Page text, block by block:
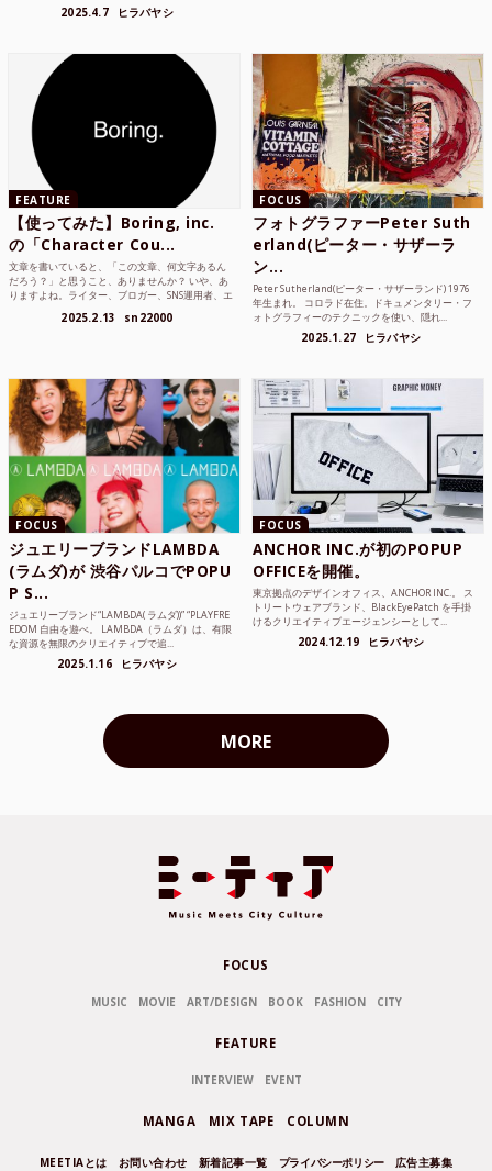
2025.4.7 ヒラバヤシ
FEATURE
【使ってみた】Boring, inc.
の「Character Cou...
文章を書いていると、「この文章、何文字あるん
だろう？」と思うこと、ありませんか？ いや、あ
りますよね。ライター、ブロガー、SNS運用者、エ
2025.2.13 sn22000
FOCUS
フォトグラファーPeter Suth
erland(ピーター・サザーラ
ン...
Peter Sutherland(ピーター・サザーランド) 1976
年生まれ。 コロラド在住。ドキュメンタリー・フ
ォトグラフィーのテクニックを使い、隠れ...
2025.1.27 ヒラバヤシ
FOCUS
ジュエリーブランドLAMBDA
(ラムダ)が 渋谷パルコでPOPU
P S...
ジュエリーブランド“LAMBDA( ラムダ))” “PLAYFRE
EDOM 自由を遊べ。 LAMBDA（ラムダ）は、有限
な資源を無限のクリエイティブで追...
2025.1.16 ヒラバヤシ
FOCUS
ANCHOR INC.が初のPOPUP
OFFICEを開催。
東京拠点のデザインオフィス、ANCHOR INC.。 ス
トリートウェアブランド、BlackEyePatch を手掛
けるクリエイティブエージェンシーとして...
2024.12.19 ヒラバヤシ
MORE
FOCUS
MUSIC MOVIE ART/DESIGN BOOK FASHION CITY
FEATURE
INTERVIEW EVENT
MANGA MIX TAPE COLUMN
MEETIAとは お問い合わせ 新着記事一覧 プライバシーポリシー 広告主募集